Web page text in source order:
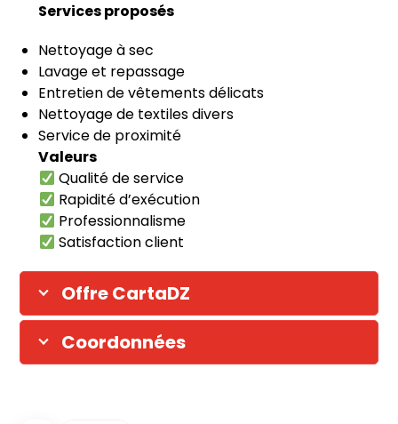
Services proposés
Nettoyage à sec
Lavage et repassage
Entretien de vêtements délicats
Nettoyage de textiles divers
Service de proximité
Valeurs
Qualité de service
Rapidité d’exécution
Professionnalisme
Satisfaction client
Offre CartaDZ
Coordonnées